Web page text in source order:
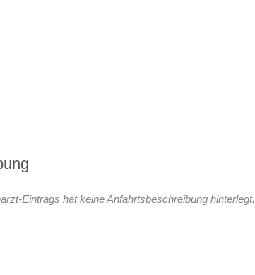
Eintrags hat keine Anfahrtsbeschreibung hinterlegt.